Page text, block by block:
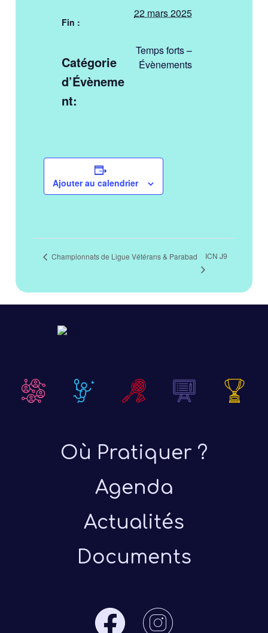
Fin :
22 mars 2025
Catégorie
d’Évèneme
nt:
Temps forts –
Évènements
Ajouter au calendrier
Championnats de Ligue Vétérans & Parabad ICN J9
Où Pratiquer ?
Agenda
Actualités
Documents